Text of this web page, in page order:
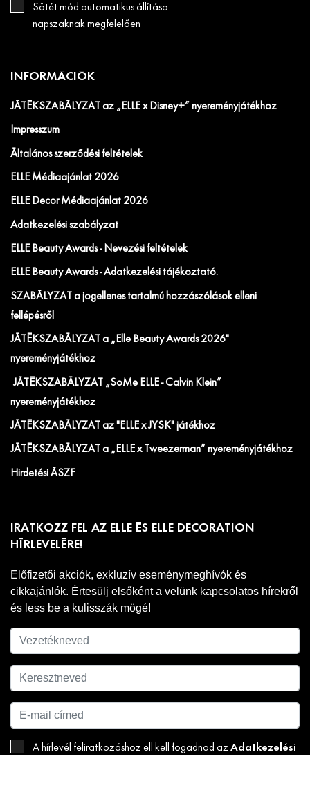
Sötét mód automatikus állítása
napszaknak megfelelően
INFORMÁCIÓK
JÁTÉKSZABÁLYZAT az „ELLE x Disney+” nyereményjátékhoz
Impresszum
Általános szerződési feltételek
ELLE Médiaajánlat 2026
ELLE Decor Médiaajánlat 2026
Adatkezelési szabályzat
ELLE Beauty Awards - Nevezési feltételek
ELLE Beauty Awards - Adatkezelési tájékoztató.
SZABÁLYZAT a jogellenes tartalmú hozzászólások elleni
fellépésről
JÁTÉKSZABÁLYZAT a „Elle Beauty Awards 2026"
nyereményjátékhoz
JÁTÉKSZABÁLYZAT „SoMe ELLE - Calvin Klein”
nyereményjátékhoz
JÁTÉKSZABÁLYZAT az "ELLE x JYSK" játékhoz
JÁTÉKSZABÁLYZAT a „ELLE x Tweezerman” nyereményjátékhoz
Hirdetési ÁSZF
IRATKOZZ FEL AZ ELLE ÉS ELLE DECORATION
HÍRLEVELÉRE!
Előfizetői akciók, exkluzív eseménymeghívók és
cikkajánlók. Értesülj elsőként a velünk kapcsolatos hírekről
és less be a kulisszák mögé!
A hírlevél feliratkozáshoz ell kell fogadnod az Adatkezelési